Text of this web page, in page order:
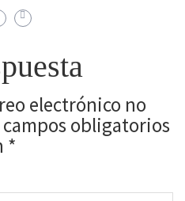
electrónico no
campos obligatorios
*